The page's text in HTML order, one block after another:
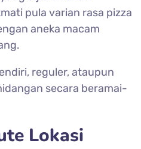
pula varian rasa pizza
aneka macam
reguler, ataupun
secara beramai-
Lokasi